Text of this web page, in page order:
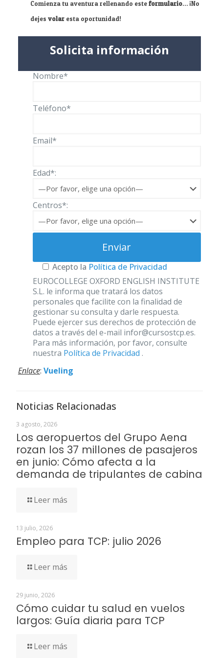
Comienza tu aventura rellenando esteformulario… ¡No
dejes volaresta oportunidad!
Solicita información
Nombre*
Teléfono*
Email*
Edad*:
Centros*:
Acepto la Política de Privacidad
EUROCOLLEGE OXFORD ENGLISH INSTITUTE
S.L. le informa que tratará los datos
personales que facilite con la finalidad de
gestionar su consulta y darle respuesta.
Puede ejercer sus derechos de protección de
datos a través del e-mail infor@cursostcp.es.
Para más información, por favor, consulte
nuestra Política de Privacidad .
Enlace: Vueling
Noticias Relacionadas
3 agosto, 2026
Los aeropuertos del Grupo Aena
rozan los 37 millones de pasajeros
en junio: Cómo afecta a la
demanda de tripulantes de cabina
Leer más
13 julio, 2026
Empleo para TCP: julio 2026
Leer más
29 junio, 2026
Cómo cuidar tu salud en vuelos
largos: Guía diaria para TCP
Leer más